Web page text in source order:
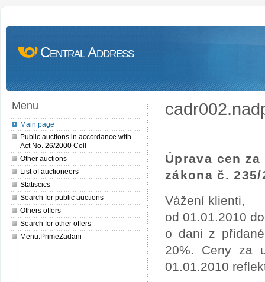
Central Address
Menu
Main page
Public auctions in accordance with
Act No. 26/2000 Coll
Other auctions
List of auctioneers
Statiscics
Search for public auctions
Others offers
Search for other offers
Menu.PrimeZadani
Úprava cen
zákona č. 235/
Vážení klienti,
od 01.01.2010
o dani z
20%. Ceny za
01.01.2010